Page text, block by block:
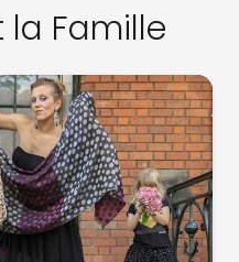
la Famille